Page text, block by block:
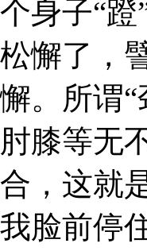
个身子“
松懈了，
懈。所谓
肘膝等无
合，这就
我脸前停